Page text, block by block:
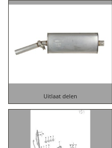
Uitlaat delen